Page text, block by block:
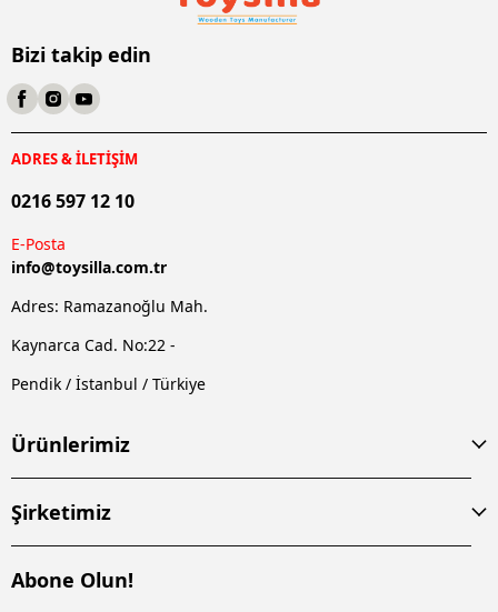
Bizi takip edin
ADRES & İLETİŞİM
0216 597 12 10
E-Posta
info@toysilla.com.tr
Adres: Ramazanoğlu Mah.
Kaynarca Cad. No:22 -
Pendik / İstanbul / Türkiye
Ürünlerimiz
Şirketimiz
Abone Olun!